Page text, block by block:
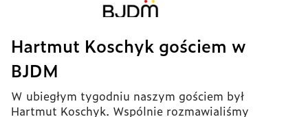
Hartmut Koschyk gościem w
BJDM
W ubiegłym tygodniu naszym gościem był
Hartmut Koschyk. Wspólnie rozmawialiśmy